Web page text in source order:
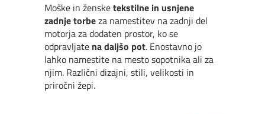
Moške in žensketekstilne in usnjene
zadnje torbeza namestitev na zadnji del
motorja za dodaten prostor, ko se
odpravljate na daljšo pot. Enostavno jo
lahko namestite na mesto sopotnika ali za
njim. Različni dizajni, stili, velikosti in
priročni žepi.